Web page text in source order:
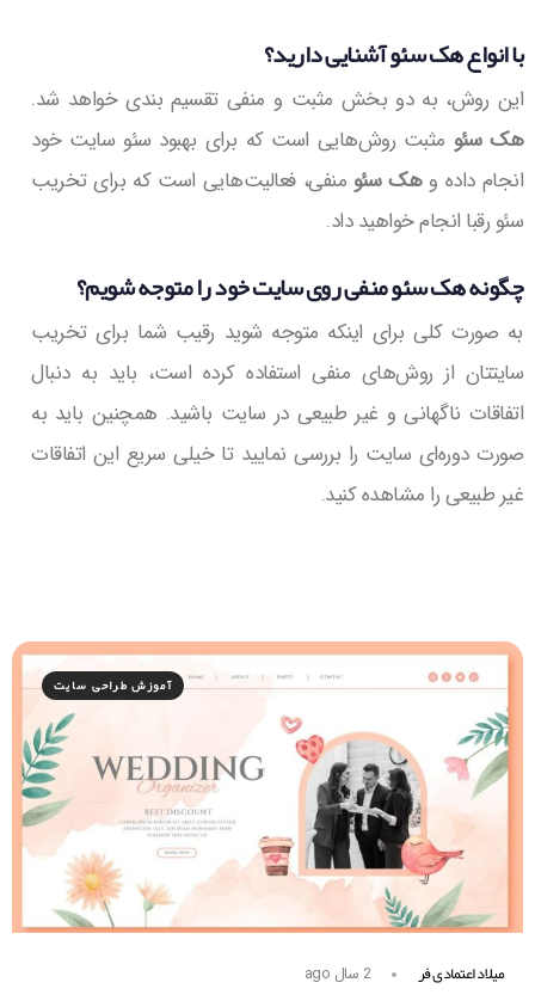
با انواعهک سئوآشنایی دارید؟
این روش، به دو بخش مثبت و منفی تقسیم بندی خواهد شد.
هک سئو مثبت روش‌هایی است که برای بهبود سئو سایت خود
انجام داده وهک سئو منفی، فعالیت‌هایی است که برای تخریب
سئو رقبا انجام خواهید داد.
چگونههک سئومنفی روی سایت خود را متوجه شویم؟
به صورت کلی برای اینکه متوجه شوید رقیب شما برای تخریب
سایتتان از روش‌های منفی استفاده کرده است، باید به دنبال
اتفاقات ناگهانی و غیر طبیعی در سایت باشید. همچنین باید به
صورت دوره‌ای سایت را بررسی نمایید تا خیلی سریع این اتفاقات
غیر طبیعی را مشاهده کنید.
آموزش طراحی سایت
میلاد اعتمادی فر 2 سال ago